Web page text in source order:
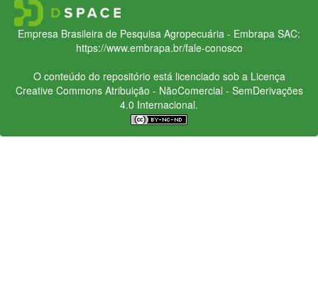
Empresa Brasileira de Pesquisa Agropecuária - Embrapa SAC:
https://www.embrapa.br/fale-conosco
O conteúdo do repositório está licenciado sob a Licença
Creative CommonsAtribuição - NãoComercial - SemDerivações
4.0 Internacional.